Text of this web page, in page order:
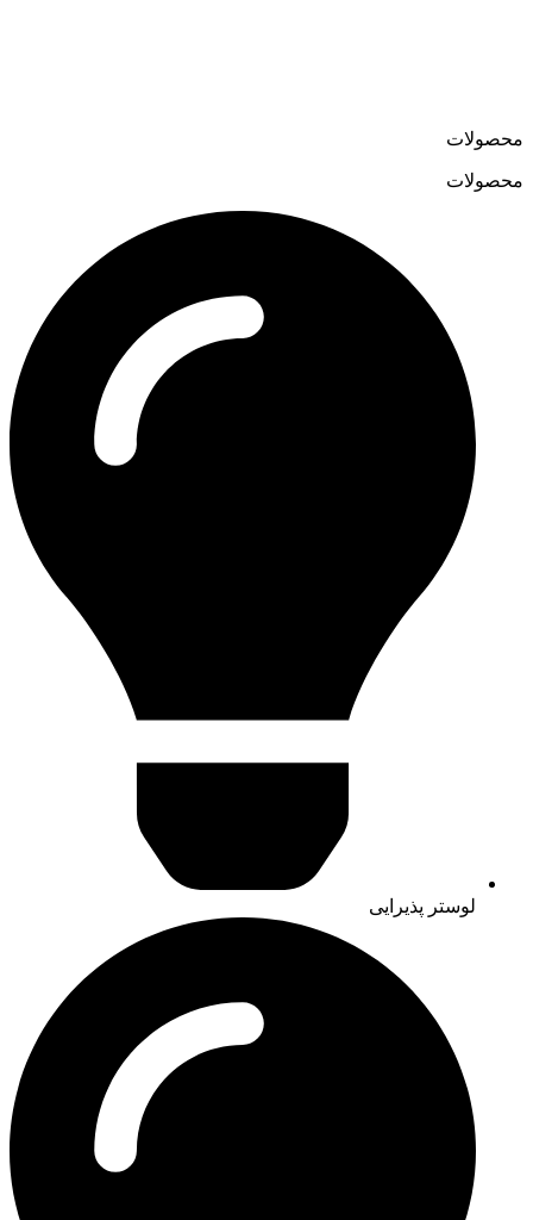
محصولات
محصولات
لوستر پذیرایی